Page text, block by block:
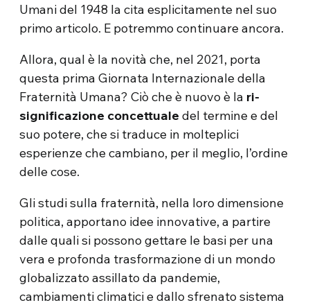
Umani del 1948 la cita esplicitamente nel suo
primo articolo. E potremmo continuare ancora.
Allora, qual è la novità che, nel 2021, porta
questa prima Giornata Internazionale della
Fraternità Umana? Ciò che è nuovo è la ri-
significazione concettuale del termine e del
suo potere, che si traduce in molteplici
esperienze che cambiano, per il meglio, l’ordine
delle cose.
Gli studi sulla fraternità, nella loro dimensione
politica, apportano idee innovative, a partire
dalle quali si possono gettare le basi per una
vera e profonda trasformazione di un mondo
globalizzato assillato da pandemie,
cambiamenti climatici e dallo sfrenato sistema